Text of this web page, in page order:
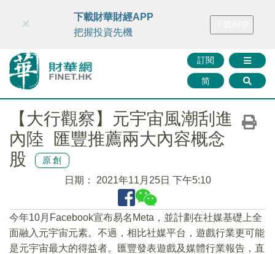
財華智庫網 FINTV FINMETA 財華證券 媒體矩陣
訂閱
简
×
下載財華財經APP
把握投資先機
【大行觀察】元宇宙風潮刮進
內陸 匯豐推薦兩大內容概念
股
原創
日期： 2021年11月25日 下午5:10
今年10月Facebook宣布易名Meta，並計劃在社媒基礎上全
面融入元宇宙元素。不過，相比社媒平台，遊戲行業更可能
是元宇宙最大的得益者。匯豐發表遊戲及媒體行業報告，直